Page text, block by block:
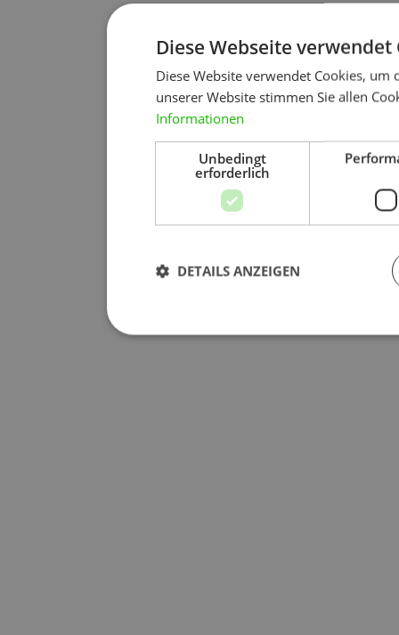
Diese Webseite verwendet
Diese Website verwendet Cookies,
unserer Website stimmen Sie allen
Informationen
Unbedingt
erforderlich
DETAILS ANZEIGEN